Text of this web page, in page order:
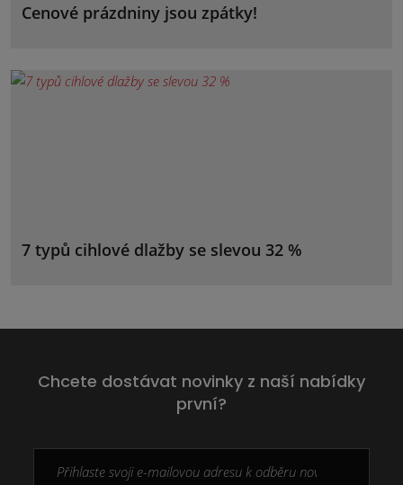
Cenové prázdniny jsou zpátky!
7 typů cihlové dlažby se slevou 32 %
Chcete dostávat novinky z naší nabídky
první?